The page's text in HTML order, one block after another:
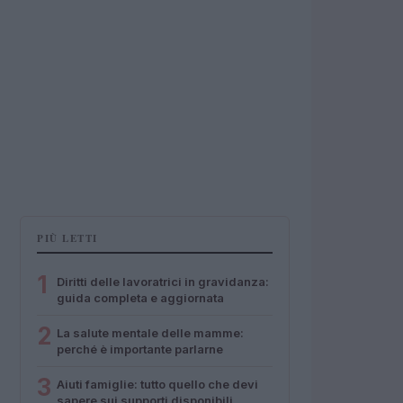
PIÙ LETTI
1
Diritti delle lavoratrici in gravidanza:
guida completa e aggiornata
2 La salute mentale delle mamme:
perché è importante parlarne
3 Aiuti famiglie: tutto quello che devi